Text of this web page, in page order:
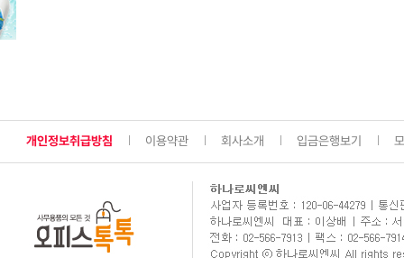
개인정보취급방침 이용약관 회사소개 입금은행보기